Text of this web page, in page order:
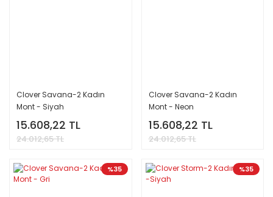
Clover Savana-2 Kadın
Mont - Siyah
15.608,22 TL
24.012,65 TL
Clover Savana-2 Kadın
Mont - Neon
15.608,22 TL
24.012,65 TL
%35 %35